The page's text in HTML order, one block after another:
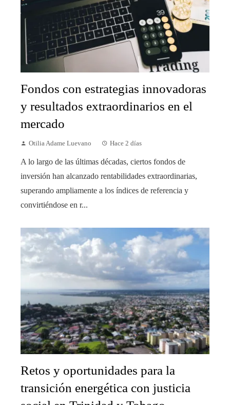
Fondos con estrategias innovadoras
y resultados extraordinarios en el
mercado
Otilia Adame Luevano Hace 2 días
A lo largo de las últimas décadas, ciertos fondos de
inversión han alcanzado rentabilidades extraordinarias,
superando ampliamente a los índices de referencia y
convirtiéndose en r...
Retos y oportunidades para la
transición energética con justicia